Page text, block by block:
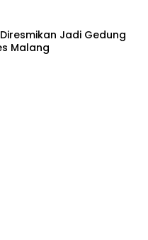
Jadi Gedung
Malang